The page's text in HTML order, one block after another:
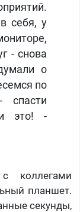
себя, у
- снова
о
по
спасти
это! -
коллегами
планшет.
секунды,